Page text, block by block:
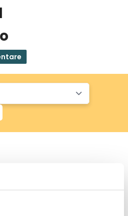
idonei al consumo umano
alimenti per cani o gatti.